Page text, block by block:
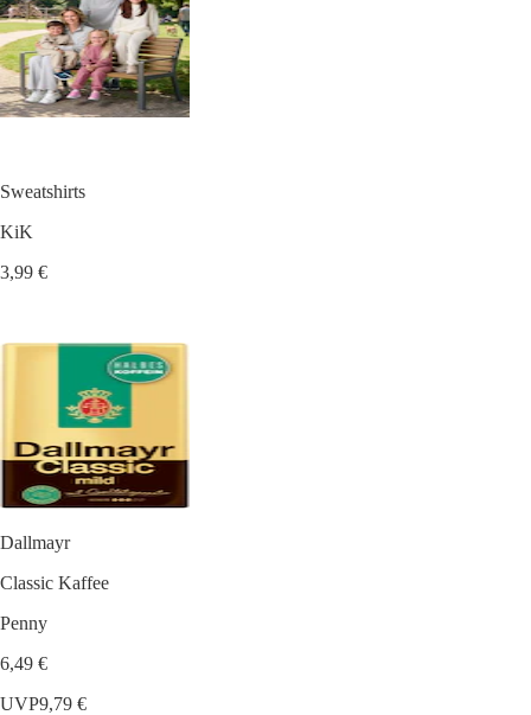
Sweatshirts
KiK
3,99 €
Dallmayr
Classic Kaffee
Penny
6,49 €
UVP9,79 €